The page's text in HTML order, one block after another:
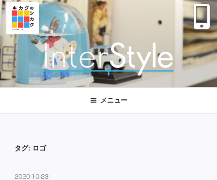
コ
ツ
へ
ス
キ
株式会社インタースタイル
大阪 西区｜マーケティング デザイン
メニュー
タグ: ロゴ
投
2020-10-23